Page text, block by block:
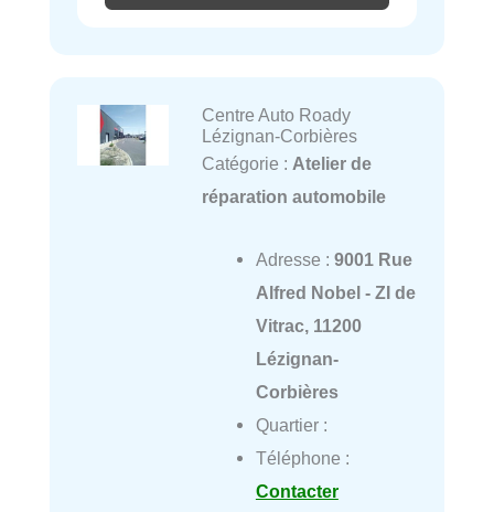
Centre Auto Roady
Lézignan-Corbières
Catégorie : Atelier de
réparation automobile
Adresse : 9001 Rue
Alfred Nobel - ZI de
Vitrac, 11200
Lézignan-
Corbières
Quartier :
Téléphone :
Contacter